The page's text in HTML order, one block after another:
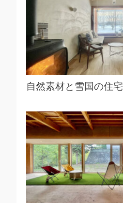
自然素材と雪国の住宅